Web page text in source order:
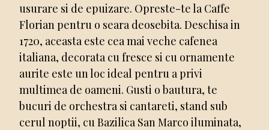
usurare si de epuizare. Opreste-te la Caffe
Florian pentru o seara deosebita. Deschisa in
1720, aceasta este cea mai veche cafenea
italiana, decorata cu fresce si cu ornamente
aurite este un loc ideal pentru a privi
multimea de oameni. Gusti o bautura, te
bucuri de orchestra si cantareti, stand sub
cerul noptii, cu Bazilica San Marco iluminata,